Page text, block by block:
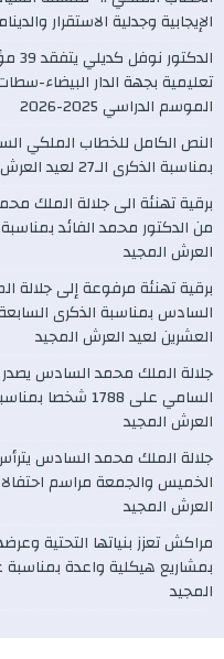
الإيجابية وجدلية الاستقرار
تعليمية بجهة الدار البيضاء-
الموسم الدراسي 2025-2026
النص الكامل للخطاب الملكي
بمناسبة الذكرى الـ27 لعيد العرش المجيد
برقية تهنئة الى جلالة الملك
من الدكتور محمد الفائد
العرش المجيد
برقية تهنئة مرفوعة إلى جلالة
السادس بمناسبة الذكرى
العشرين لعيد العرش المجيد
جلالة الملك محمد السادس
السامي على 1788 شخصا
العرش المجيد
جلالة الملك محمد السادس
الخميس والجمعة مراسم
العرش المجيد
مراكش تعزز بنياتها التحتية
بمشاريع هيكلية واعدة
المجيد